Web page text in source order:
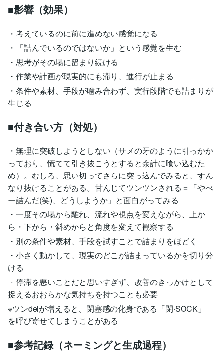
■影響（効果）
・考えているのに前に進めない感覚になる
・「詰んでいるのではないか」という感覚を生む
・思考がその場に留まり続ける
・作業や計画が現実的にも滞り、進行が止まる
・条件や素材、手段が噛み合わず、実行段階でも詰まりが
生じる
■付き合い方（対処）
・無理に突破しようとしない（サメの牙のように引っかか
っており、慌てて引き抜こうとすると余計に喰い込むた
め）。むしろ、思い切ってさらに突っ込んでみると、すん
なり抜けることがある。甘んじてツンツンされる＝「やべ
ー詰んだ(笑)、どうしようか」と面白がってみる
・一度その場から離れ、流れや視点を変えながら、上か
ら・下から・斜めからと角度を変えて観察する
・別の条件や素材、手段を試すことで詰まりをほどく
・小さく動かして、現実のどこが詰まっているかを切り分
ける
・停滞を悪いことだと思いすぎず、改善のきっかけとして
捉えるおおらかな気持ちを持つことも必要
※ツンdelが増えると、閉塞感の化身である「閉·SOCK」
を呼び寄せてしまうことがある
■参考記録（ネーミングと生成過程）